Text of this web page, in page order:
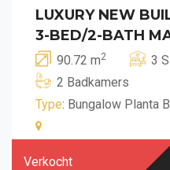
LUXURY NEW
3-BED/2-BATH
90.72 m2
3
2 Badkamers
Type: Bungalow Planta
Verkocht